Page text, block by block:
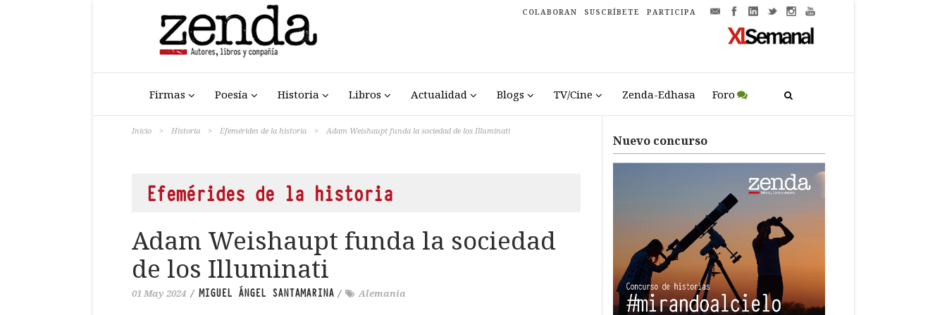
COLABORAN SUSCRÍBETE PARTICIPA
Firmas Poesía Historia Libros Actualidad Blogs TV/Cine Zenda-Edhasa Foro
Inicio > Historia > Efemérides de la historia > Adam Weishaupt funda la sociedad de los Illuminati
Efemérides de la historia
Adam Weishaupt funda la sociedad
de los Illuminati
01 May 2024 / MIGUEL ÁNGEL SANTAMARINA / Alemania
Nuevo concurso